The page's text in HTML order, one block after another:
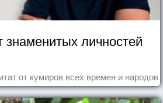
личностей
от кумиров всех времен и народов